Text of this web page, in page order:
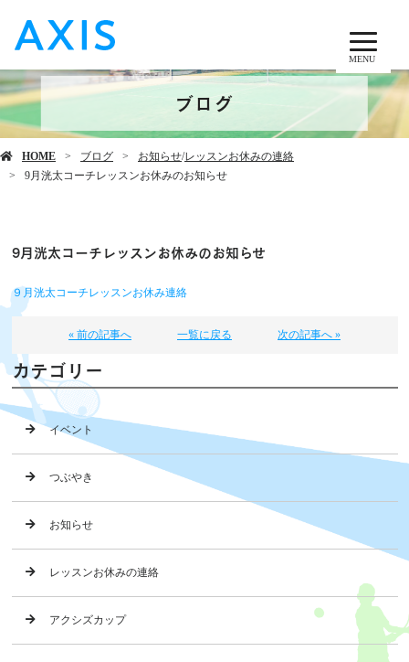
MENU
ブログ
HOME ブログ お知らせ/レッスンお休みの連絡
9月洸太コーチレッスンお休みのお知らせ
9月洸太コーチレッスンお休みのお知らせ
９月洸太コーチレッスンお休み連絡
« 前の記事へ 一覧に戻る 次の記事へ »
カテゴリー
イベント
つぶやき
お知らせ
レッスンお休みの連絡
アクシズカップ